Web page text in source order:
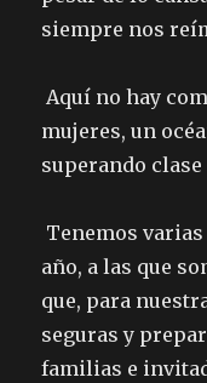
siempre nos
Aquí no hay
mujeres, un
superando clase
Tenemos
año, a las que
que, para
seguras y
familias e